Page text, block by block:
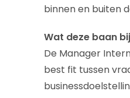
binnen en buiten
Wat deze baan
De Manager
best fit tussen